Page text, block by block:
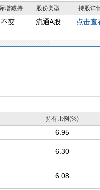
增减持 股份类型 持股详
不变 流通A股 点击查
持有比例(%)
6.95
6.30
6.08